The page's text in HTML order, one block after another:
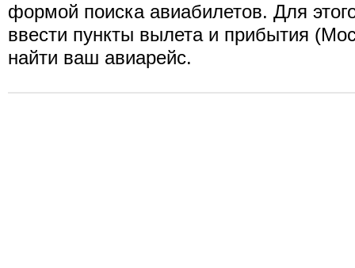
формой поиска авиабилетов. Для
ввести пункты вылета и прибытия
найти ваш авиарейс.